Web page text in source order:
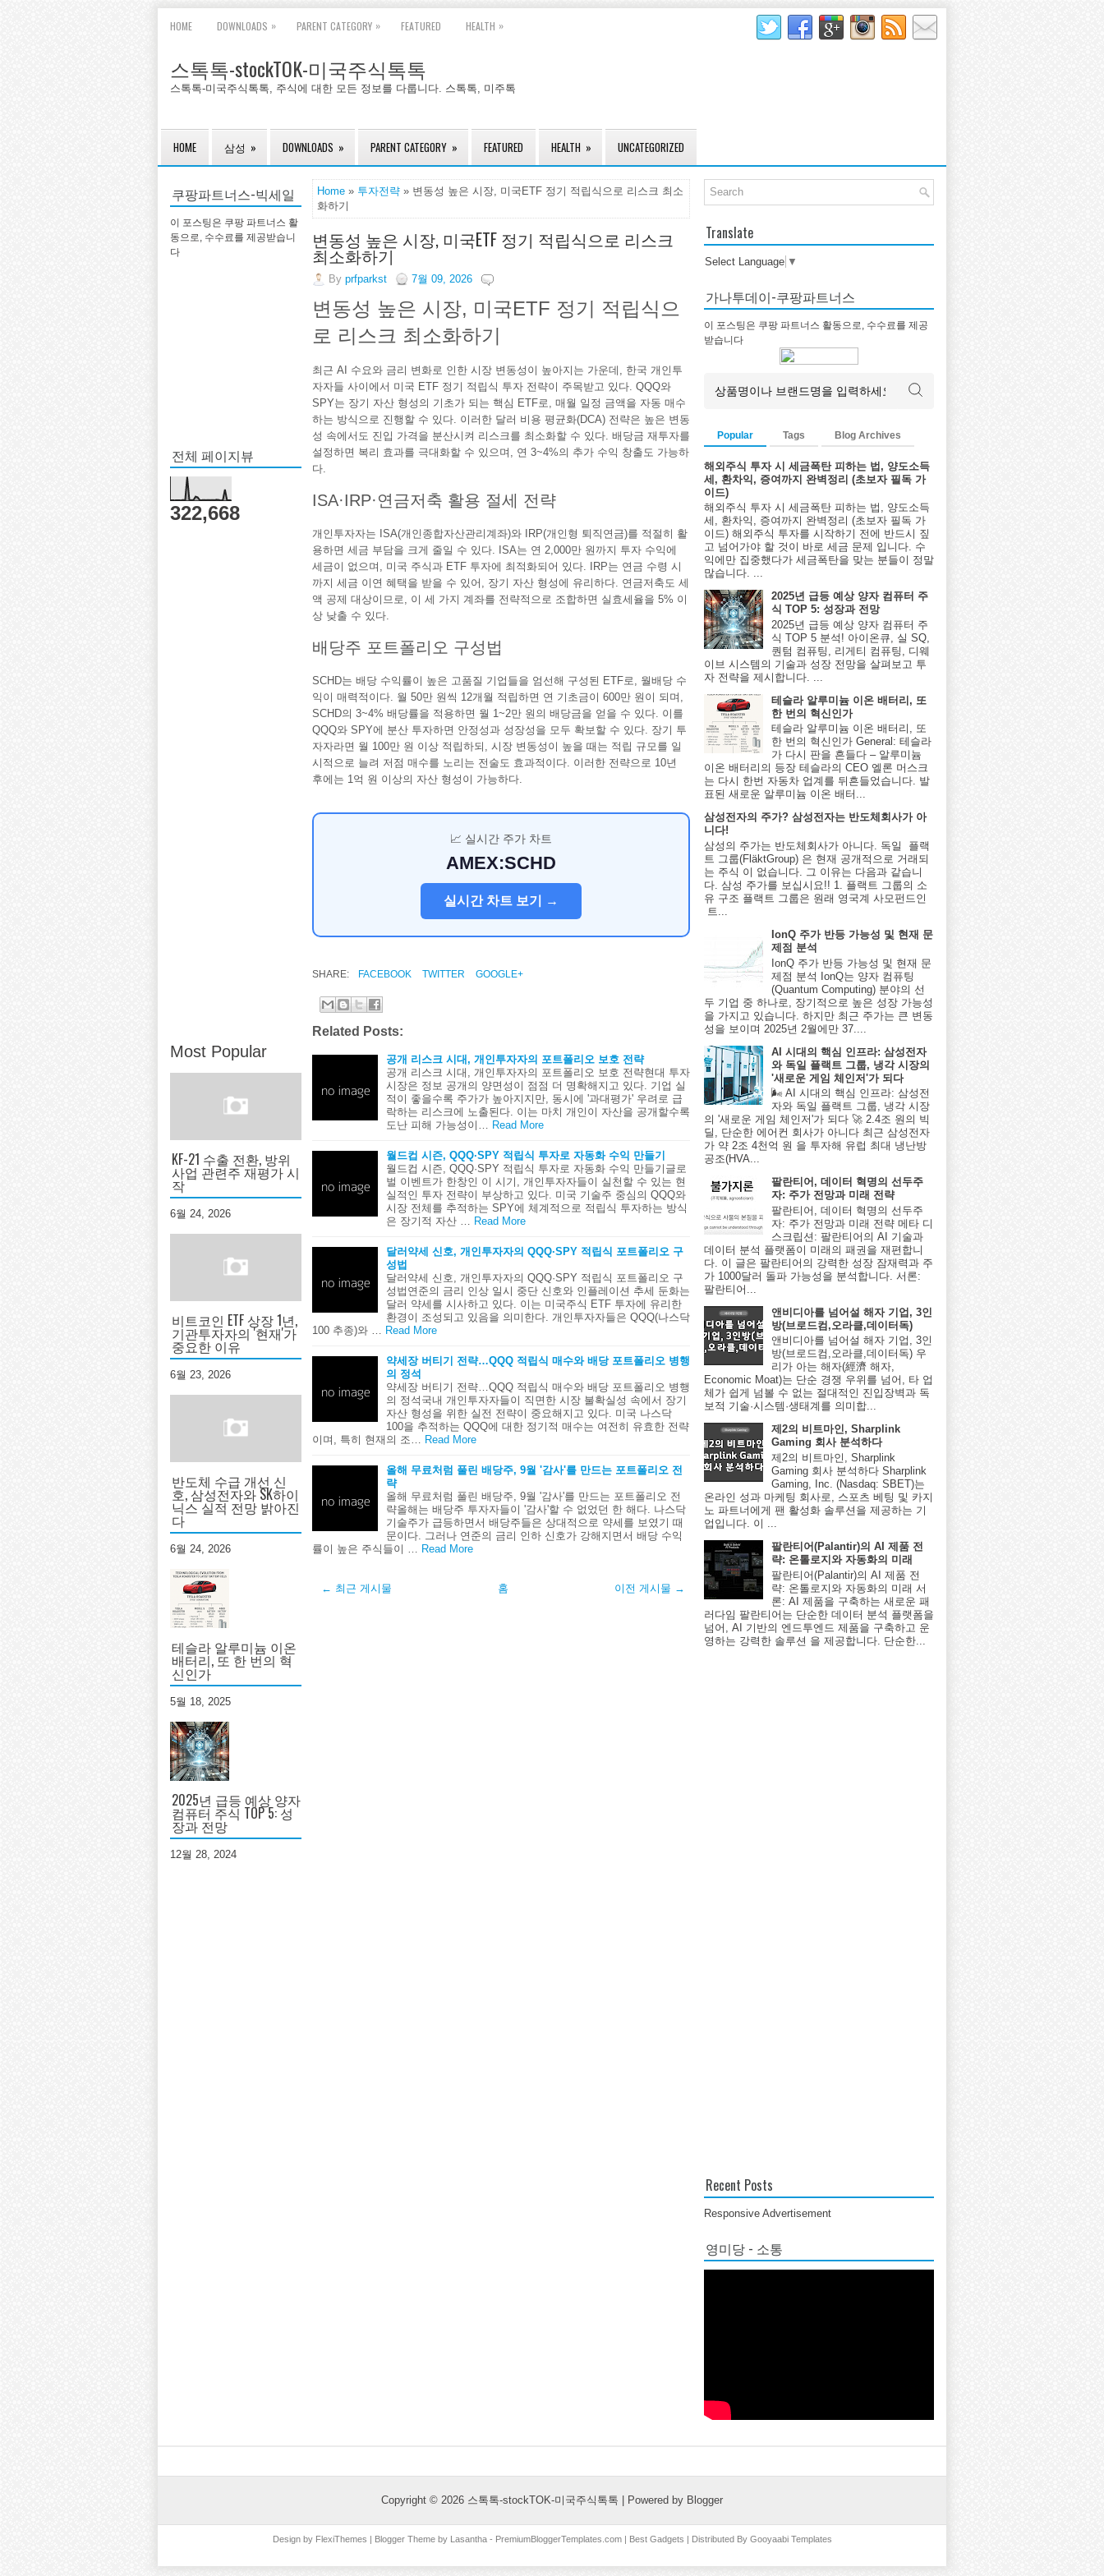
HOME DOWNLOADS » PARENT CATEGORY » FEATURED HEALTH »
스톡톡-stockTOK-미국주식톡톡
스톡톡-미국주식톡톡, 주식에 대한 모든 정보를 다룹니다. 스톡톡, 미주톡
HOME 삼성 » DOWNLOADS » PARENT CATEGORY » FEATURED HEALTH » UNCATEGORIZED
쿠팡파트너스-빅세일
이 포스팅은 쿠팡 파트너스 활
동으로, 수수료를 제공받습니
다
전체 페이지뷰
322,668
Most Popular
KF-21 수출 전환, 방위
사업 관련주 재평가 시
작
6월 24, 2026
비트코인 ETF 상장 1년,
기관투자자의 '현재'가
중요한 이유
6월 23, 2026
반도체 수급 개선 신
호, 삼성전자와 SK하이
닉스 실적 전망 밝아진
다
6월 24, 2026
테슬라 알루미늄 이온
배터리, 또 한 번의 혁
신인가
5월 18, 2025
2025년 급등 예상 양자
컴퓨터 주식 TOP 5: 성
장과 전망
12월 28, 2024
Home » 투자전략 » 변동성 높은 시장, 미국ETF 정기 적립식으로 리스크 최소
화하기
변동성 높은 시장, 미국ETF 정기 적립식으로 리스크
최소화하기
By prfparkst 7월 09, 2026
변동성 높은 시장, 미국ETF 정기 적립식으
로 리스크 최소화하기
최근 AI 수요와 금리 변화로 인한 시장 변동성이 높아지는 가운데, 한국 개인투
자자들 사이에서 미국 ETF 정기 적립식 투자 전략이 주목받고 있다. QQQ와
SPY는 장기 자산 형성의 기초가 되는 핵심 ETF로, 매월 일정 금액을 자동 매수
하는 방식으로 진행할 수 있다. 이러한 달러 비용 평균화(DCA) 전략은 높은 변동
성 속에서도 진입 가격을 분산시켜 리스크를 최소화할 수 있다. 배당금 재투자를
설정하면 복리 효과를 극대화할 수 있으며, 연 3~4%의 추가 수익 창출도 가능하
다.
ISA·IRP·연금저축 활용 절세 전략
개인투자자는 ISA(개인종합자산관리계좌)와 IRP(개인형 퇴직연금)를 적절히 활
용하면 세금 부담을 크게 줄일 수 있다. ISA는 연 2,000만 원까지 투자 수익에
세금이 없으며, 미국 주식과 ETF 투자에 최적화되어 있다. IRP는 연금 수령 시
까지 세금 이연 혜택을 받을 수 있어, 장기 자산 형성에 유리하다. 연금저축도 세
액 공제 대상이므로, 이 세 가지 계좌를 전략적으로 조합하면 실효세율을 5% 이
상 낮출 수 있다.
배당주 포트폴리오 구성법
SCHD는 배당 수익률이 높은 고품질 기업들을 엄선해 구성된 ETF로, 월배당 수
익이 매력적이다. 월 50만 원씩 12개월 적립하면 연 기초금이 600만 원이 되며,
SCHD의 3~4% 배당률을 적용하면 월 1~2만 원의 배당금을 얻을 수 있다. 이를
QQQ와 SPY에 분산 투자하면 안정성과 성장성을 모두 확보할 수 있다. 장기 투
자자라면 월 100만 원 이상 적립하되, 시장 변동성이 높을 때는 적립 규모를 일
시적으로 늘려 저점 매수를 노리는 전술도 효과적이다. 이러한 전략으로 10년
후에는 1억 원 이상의 자산 형성이 가능하다.
📈 실시간 주가 차트
AMEX:SCHD
실시간 차트 보기 →
SHARE: FACEBOOK TWITTER GOOGLE+
Related Posts:
공개 리스크 시대, 개인투자자의 포트폴리오 보호 전략
공개 리스크 시대, 개인투자자의 포트폴리오 보호 전략현대 투자
시장은 정보 공개의 양면성이 점점 더 명확해지고 있다. 기업 실
적이 좋을수록 주가가 높아지지만, 동시에 '과대평가' 우려로 급
락하는 리스크에 노출된다. 이는 마치 개인이 자산을 공개할수록
도난 피해 가능성이…
Read More
월드컵 시즌, QQQ·SPY 적립식 투자로 자동화 수익 만들기
월드컵 시즌, QQQ·SPY 적립식 투자로 자동화 수익 만들기글로
벌 이벤트가 한창인 이 시기, 개인투자자들이 실천할 수 있는 현
실적인 투자 전략이 부상하고 있다. 미국 기술주 중심의 QQQ와
시장 전체를 추적하는 SPY에 체계적으로 적립식 투자하는 방식
은 장기적 자산 …
Read More
달러약세 신호, 개인투자자의 QQQ·SPY 적립식 포트폴리오 구
성법
달러약세 신호, 개인투자자의 QQQ·SPY 적립식 포트폴리오 구
성법연준의 금리 인상 일시 중단 신호와 인플레이션 추세 둔화는
달러 약세를 시사하고 있다. 이는 미국주식 ETF 투자에 유리한
환경이 조성되고 있음을 의미한다. 개인투자자들은 QQQ(나스닥
100 추종)와 …
Read More
약세장 버티기 전략…QQQ 적립식 매수와 배당 포트폴리오 병행
의 정석
약세장 버티기 전략…QQQ 적립식 매수와 배당 포트폴리오 병행
의 정석국내 개인투자자들이 직면한 시장 불확실성 속에서 장기
자산 형성을 위한 실전 전략이 중요해지고 있다. 미국 나스닥
100을 추적하는 QQQ에 대한 정기적 매수는 여전히 유효한 전략
이며, 특히 현재의 조…
Read More
올해 무료처럼 풀린 배당주, 9월 '감사'를 만드는 포트폴리오 전
략
올해 무료처럼 풀린 배당주, 9월 '감사'를 만드는 포트폴리오 전
략올해는 배당주 투자자들이 '감사'할 수 없었던 한 해다. 나스닥
기술주가 급등하면서 배당주들은 상대적으로 약세를 보였기 때
문이다. 그러나 연준의 금리 인하 신호가 강해지면서 배당 수익
률이 높은 주식들이 …
Read More
← 최근 게시물 이전 게시물 →
홈
Translate
Select Language ▼
가나투데이-쿠팡파트너스
이 포스팅은 쿠팡 파트너스 활동으로, 수수료를 제공
받습니다
Popular Tags Blog Archives
해외주식 투자 시 세금폭탄 피하는 법, 양도소득
세, 환차익, 증여까지 완벽정리 (초보자 필독 가
이드)
해외주식 투자 시 세금폭탄 피하는 법, 양도소득
세, 환차익, 증여까지 완벽정리 (초보자 필독 가
이드) 해외주식 투자를 시작하기 전에 반드시 짚
고 넘어가야 할 것이 바로 세금 문제 입니다. 수
익에만 집중했다가 세금폭탄을 맞는 분들이 정말
많습니다. ...
2025년 급등 예상 양자 컴퓨터 주
식 TOP 5: 성장과 전망
2025년 급등 예상 양자 컴퓨터 주
식 TOP 5 분석! 아이온큐, 실 SQ,
퀀텀 컴퓨팅, 리게티 컴퓨팅, 디웨
이브 시스템의 기술과 성장 전망을 살펴보고 투
자 전략을 제시합니다. ...
테슬라 알루미늄 이온 배터리, 또
한 번의 혁신인가
테슬라 알루미늄 이온 배터리, 또
한 번의 혁신인가 General: 테슬라
가 다시 판을 흔들다 – 알루미늄
이온 배터리의 등장 테슬라의 CEO 엘론 머스크
는 다시 한번 자동차 업계를 뒤흔들었습니다. 발
표된 새로운 알루미늄 이온 배터...
삼성전자의 주가? 삼성전자는 반도체회사가 아
니다!
삼성의 주가는 반도체회사가 아니다. 독일 플랙
트 그룹(FläktGroup) 은 현재 공개적으로 거래되
는 주식 이 없습니다. 그 이유는 다음과 같습니
다. 삼성 주가를 보십시요!! 1. 플랙트 그룹의 소
유 구조 플랙트 그룹은 원래 영국계 사모펀드인
트...
IonQ 주가 반등 가능성 및 현재 문
제점 분석
IonQ 주가 반등 가능성 및 현재 문
제점 분석 IonQ는 양자 컴퓨팅
(Quantum Computing) 분야의 선
두 기업 중 하나로, 장기적으로 높은 성장 가능성
을 가지고 있습니다. 하지만 최근 주가는 큰 변동
성을 보이며 2025년 2월에만 37....
AI 시대의 핵심 인프라: 삼성전자
와 독일 플랙트 그룹, 냉각 시장의
'새로운 게임 체인저'가 되다
🌬️ AI 시대의 핵심 인프라: 삼성전
자와 독일 플랙트 그룹, 냉각 시장
의 '새로운 게임 체인저'가 되다 🚀 2.4조 원의 빅
딜, 단순한 에어컨 회사가 아니다 최근 삼성전자
가 약 2조 4천억 원 을 투자해 유럽 최대 냉난방
공조(HVA...
팔란티어, 데이터 혁명의 선두주
자: 주가 전망과 미래 전략
팔란티어, 데이터 혁명의 선두주
자: 주가 전망과 미래 전략 메타 디
스크립션: 팔란티어의 AI 기술과
데이터 분석 플랫폼이 미래의 패권을 재편합니
다. 이 글은 팔란티어의 강력한 성장 잠재력과 주
가 1000달러 돌파 가능성을 분석합니다. 서론:
팔란티어...
앤비디아를 넘어설 해자 기업, 3인
방(브로드컴,오라클,데이터독)
앤비디아를 넘어설 해자 기업, 3인
방(브로드컴,오라클,데이터독) 우
리가 아는 해자(經濟 해자,
Economic Moat)는 단순 경쟁 우위를 넘어, 타 업
체가 쉽게 넘볼 수 없는 절대적인 진입장벽과 독
보적 기술·시스템·생태계를 의미합...
제2의 비트마인, Sharplink
Gaming 회사 분석하다
제2의 비트마인, Sharplink
Gaming 회사 분석하다 Sharplink
Gaming, Inc. (Nasdaq: SBET)는
온라인 성과 마케팅 회사로, 스포츠 베팅 및 카지
노 파트너에게 팬 활성화 솔루션을 제공하는 기
업입니다. 이 ...
팔란티어(Palantir)의 AI 제품 전
략: 온톨로지와 자동화의 미래
팔란티어(Palantir)의 AI 제품 전
략: 온톨로지와 자동화의 미래 서
론: AI 제품을 구축하는 새로운 패
러다임 팔란티어는 단순한 데이터 분석 플랫폼을
넘어, AI 기반의 엔드투엔드 제품을 구축하고 운
영하는 강력한 솔루션 을 제공합니다. 단순한...
Recent Posts
Responsive Advertisement
영미당 - 소통
Copyright © 2026 스톡톡-stockTOK-미국주식톡톡 | Powered by Blogger
Design by FlexiThemes | Blogger Theme by Lasantha- PremiumBloggerTemplates.com| Best Gadgets | Distributed By Gooyaabi Templates